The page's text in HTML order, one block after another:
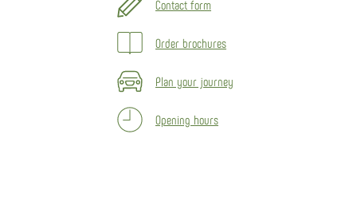
Contact form
Order brochures
Plan your journey
Opening hours